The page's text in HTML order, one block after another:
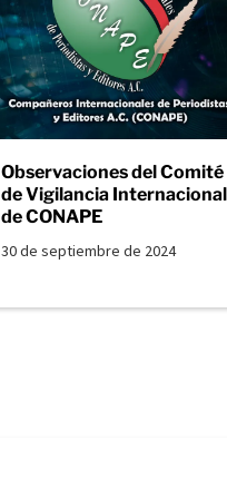
Observaciones del Comité
de Vigilancia Internacional
de CONAPE
30 de septiembre de 2024